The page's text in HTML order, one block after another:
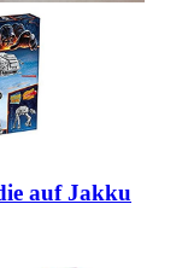
auf Jakku